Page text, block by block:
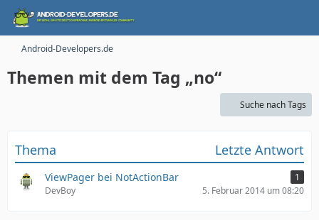
Android-Developers.de
Themen mit dem Tag „no“
Suche nach Tags
Thema Letzte Antwort
ViewPager bei NotActionBar
1
DevBoy
5. Februar 2014 um 08:20